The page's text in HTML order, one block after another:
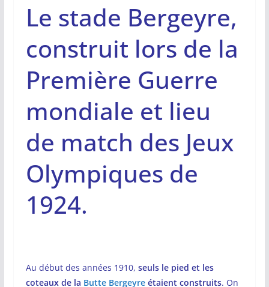
Le stade Bergeyre,
construit lors de la
Première Guerre
mondiale et lieu
de match des Jeux
Olympiques de
1924.
Au début des années 1910, seuls le pied et les
coteaux de la Butte Bergeyreétaient construits. On